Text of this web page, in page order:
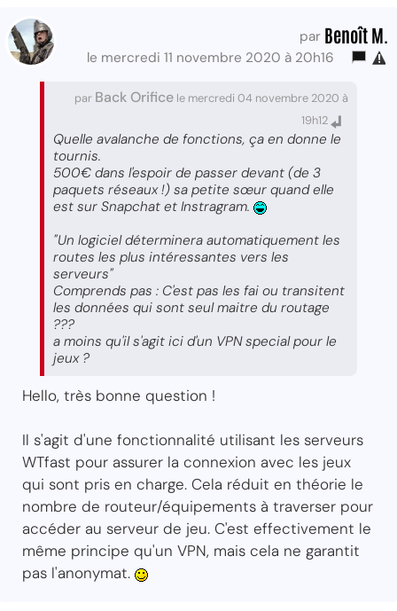
par Benoît M.
le mercredi 11 novembre 2020 à 20h16
par Back Orifice le mercredi 04 novembre 2020 à
19h12
Quelle avalanche de fonctions, ça en donne le
tournis.
500€ dans l'espoir de passer devant (de 3
paquets réseaux !) sa petite sœur quand elle
est sur Snapchat et Instragram.
"Un logiciel déterminera automatiquement les
routes les plus intéressantes vers les
serveurs"
Comprends pas : C'est pas les fai ou transitent
les données qui sont seul maitre du routage
???
a moins qu'il s'agit ici d'un VPN special pour le
jeux ?
Hello, très bonne question !
Il s'agit d'une fonctionnalité utilisant les serveurs
WTfast pour assurer la connexion avec les jeux
qui sont pris en charge. Cela réduit en théorie le
nombre de routeur/équipements à traverser pour
accéder au serveur de jeu. C'est effectivement le
même principe qu'un VPN, mais cela ne garantit
pas l'anonymat.